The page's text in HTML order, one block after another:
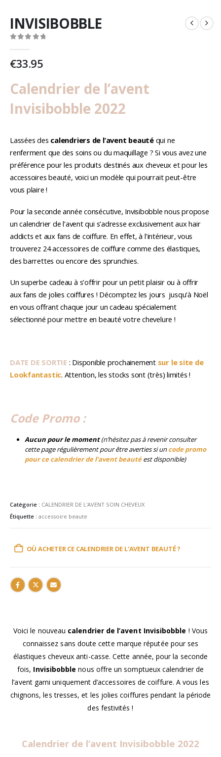
INVISIBOBBLE
€33.95
Calendrier de l’avent
Invisibobble 2022
Lassées des calendriers de l’avent beautéqui ne
renferment que des soins ou du maquillage ? Si vous avez une
préférence pour les produits destinés aux cheveux et pour les
accessoires beauté, voici un modèle qui pourrait peut-être
vous plaire !
Pour la seconde année consécutive, Invisibobble nous propose
un calendrier de l’avent qui s’adresse exclusivement aux hair
addicts et aux fans de coiffure. En effet, à l’intérieur, vous
trouverez 24 accessoires de coiffure comme des élastiques,
des barrettes ou encore des sprunchies.
Un superbe cadeau à s’offrir pour un petit plaisir ou à offrir
aux fans de jolies coiffures ! Décomptez les jours jusqu’à Noël
en vous offrant chaque jour un cadeau spécialement
sélectionné pour mettre en beauté votre chevelure !
DATE DE SORTIE : Disponible prochainement sur le site de
Lookfantastic. Attention, les stocks sont (très) limités !
Code Promo :
Aucun pour le moment(n’hésitez pas à revenir consulter
cette page régulièrement pour être averties si uncode promo
pour ce calendrier de l’avent beautéest disponible)
Catégorie : CALENDRIER DE L'AVENT SOIN CHEVEUX
Étiquette : accessoire beaute
OÙ ACHETER CE CALENDRIER DE L'AVENT BEAUTÉ ?
Voici le nouveau calendrier de l’avent Invisibobble ! Vous
connaissez sans doute cette marque réputée pour ses
élastiques cheveux anti-casse. Cette année, pour la seconde
fois, Invisibobble nous offre un somptueux calendrier de
l’avent garni uniquement d’accessoires de coiffure. A vous les
chignons, les tresses, et les jolies coiffures pendant la période
des festivités !
Calendrier de l’avent Invisibobble 2022